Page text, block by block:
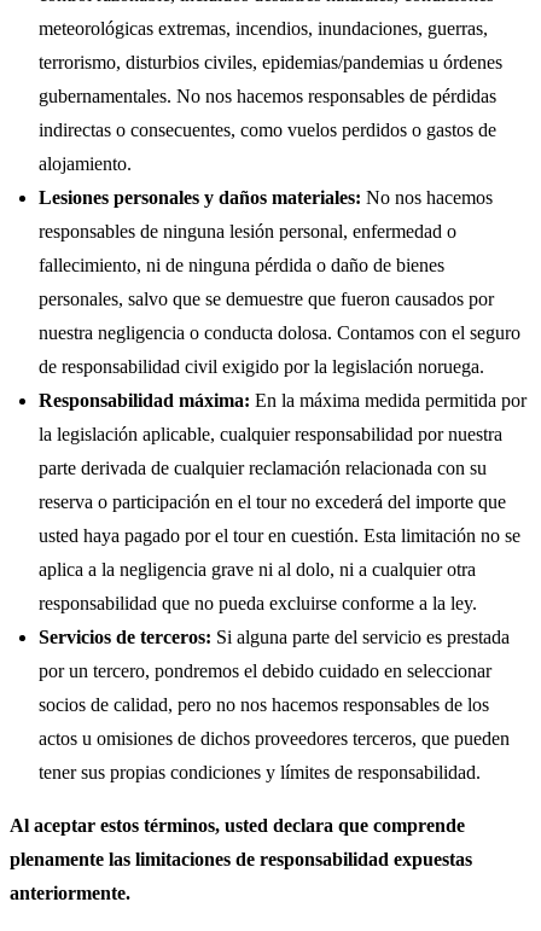
meteorológicas extremas, incendios, inundaciones, guerras,
terrorismo, disturbios civiles, epidemias/pandemias u órdenes
gubernamentales. No nos hacemos responsables de pérdidas
indirectas o consecuentes, como vuelos perdidos o gastos de
alojamiento.
Lesiones personales y daños materiales: No nos hacemos
responsables de ninguna lesión personal, enfermedad o
fallecimiento, ni de ninguna pérdida o daño de bienes
personales, salvo que se demuestre que fueron causados por
nuestra negligencia o conducta dolosa. Contamos con el seguro
de responsabilidad civil exigido por la legislación noruega.
Responsabilidad máxima: En la máxima medida permitida por
la legislación aplicable, cualquier responsabilidad por nuestra
parte derivada de cualquier reclamación relacionada con su
reserva o participación en el tour no excederá del importe que
usted haya pagado por el tour en cuestión. Esta limitación no se
aplica a la negligencia grave ni al dolo, ni a cualquier otra
responsabilidad que no pueda excluirse conforme a la ley.
Servicios de terceros: Si alguna parte del servicio es prestada
por un tercero, pondremos el debido cuidado en seleccionar
socios de calidad, pero no nos hacemos responsables de los
actos u omisiones de dichos proveedores terceros, que pueden
tener sus propias condiciones y límites de responsabilidad.
Al aceptar estos términos, usted declara que comprende
plenamente las limitaciones de responsabilidad expuestas
anteriormente.